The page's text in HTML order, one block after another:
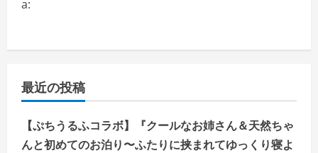
a:
最近の投稿
【ぷちうるふコラボ】『クールなお姉さん＆天然ちゃ
んと初めてのお泊り〜ふたりに挟まれてゆっくり寝よ